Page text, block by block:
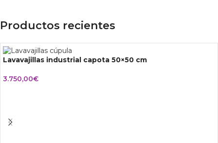
Productos recientes
Lavavajillas industrial capota 50×50 cm
3.750,00€